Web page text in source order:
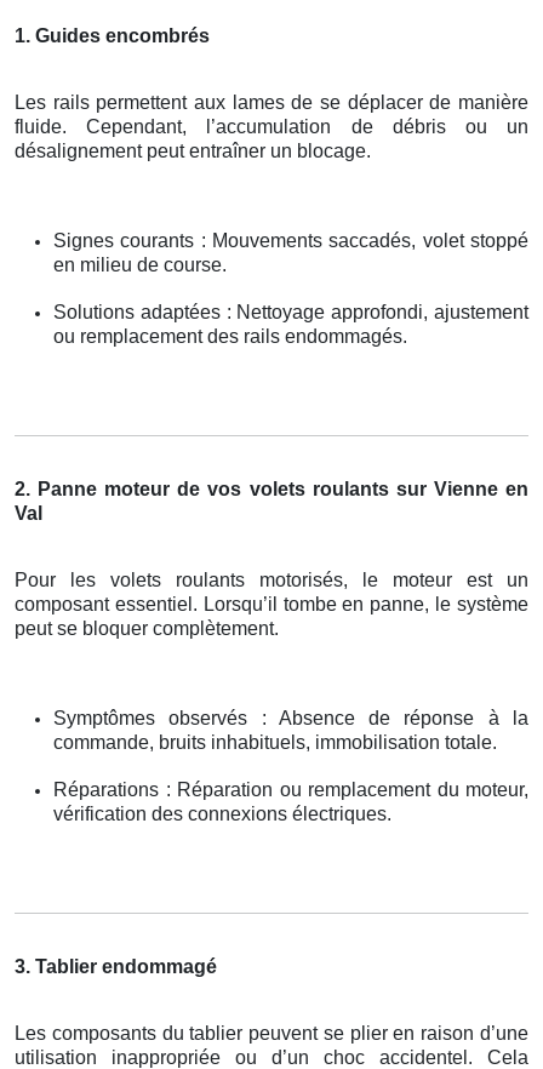
1. Guides encombrés
Les rails permettent aux lames de se déplacer de manière
fluide. Cependant, l’accumulation de débris ou un
désalignement peut entraîner un blocage.
Signes courants : Mouvements saccadés, volet stoppé
en milieu de course.
Solutions adaptées : Nettoyage approfondi, ajustement
ou remplacement des rails endommagés.
2. Panne moteur de vos volets roulants sur Vienne en
Val
Pour les volets roulants motorisés, le moteur est un
composant essentiel. Lorsqu’il tombe en panne, le système
peut se bloquer complètement.
Symptômes observés : Absence de réponse à la
commande, bruits inhabituels, immobilisation totale.
Réparations : Réparation ou remplacement du moteur,
vérification des connexions électriques.
3. Tablier endommagé
Les composants du tablier peuvent se plier en raison d’une
utilisation inappropriée ou d’un choc accidentel. Cela